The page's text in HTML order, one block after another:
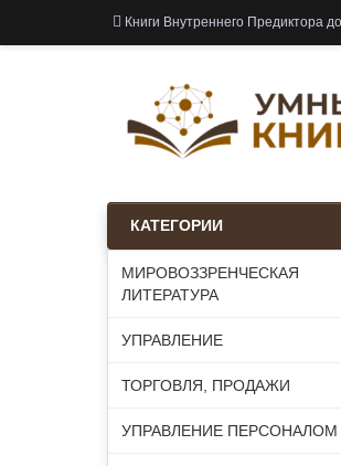
Книги Внутреннего Предиктора
КАТЕГОРИИ
МИРОВОЗЗРЕНЧЕСКАЯ
ЛИТЕРАТУРА
УПРАВЛЕНИЕ
ТОРГОВЛЯ, ПРОДАЖИ
УПРАВЛЕНИЕ ПЕРСОНАЛОМ